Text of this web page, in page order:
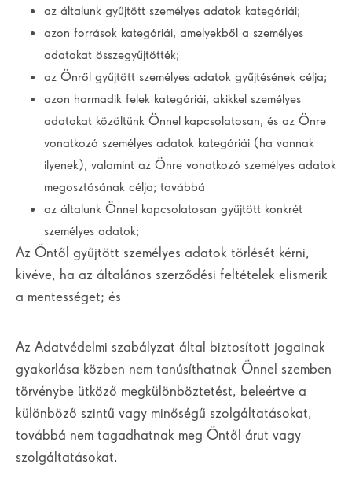
az általunk gyűjtött személyes adatok kategóriái;
azon források kategóriái, amelyekből a személyes
adatokat összegyűjtötték;
az Önről gyűjtött személyes adatok gyűjtésének célja;
azon harmadik felek kategóriái, akikkel személyes
adatokat közöltünk Önnel kapcsolatosan, és az Önre
vonatkozó személyes adatok kategóriái (ha vannak
ilyenek), valamint az Önre vonatkozó személyes adatok
megosztásának célja; továbbá
az általunk Önnel kapcsolatosan gyűjtött konkrét
személyes adatok;
Az Öntől gyűjtött személyes adatok törlését kérni,
kivéve, ha az általános szerződési feltételek elismerik
a mentességet; és
Az Adatvédelmi szabályzat által biztosított jogainak
gyakorlása közben nem tanúsíthatnak Önnel szemben
törvénybe ütköző megkülönböztetést, beleértve a
különböző szintű vagy minőségű szolgáltatásokat,
továbbá nem tagadhatnak meg Öntől árut vagy
szolgáltatásokat.